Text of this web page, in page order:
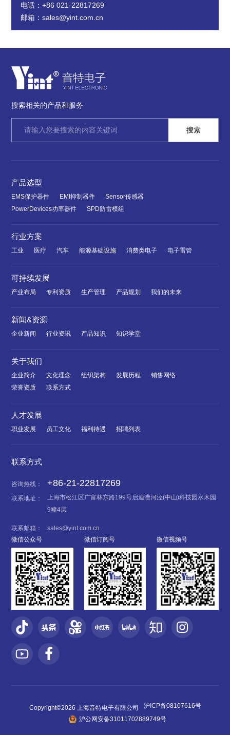
电话：+86 021-22817269
邮箱：sales@yint.com.cn
搜索相关的产品和服务
产品选型
EMS保护器件 EMI抑制器件
Sensor传感器
PowerDevices功率器件
SPD防雷模组
行业方案
工业 医疗 汽车 能源基础设施 消费类电子 电子雷管
可持续发展
产业布局 专利资质 生产管理 产品规划 我们的未来
新闻&资源
企业新闻 行业资讯 产品知识 知识学堂
关于我们
企业简介 文化理念 组织架构 发展历程
销售网络
荣誉资质
联系方式
人才发展
职业发展 员工文化 福利待遇 招聘列表
联系方式
咨询热线： +86-21-22817269
联系地址：
上海市松江区广富林东路199号启迪漕河泾(中山)科技园水木园
9幢4层
联系邮箱：
sales@yint.com.cn
微信公众号
微信订阅号 微信视频号
Copyright©2026 上海音特电子有限公司
沪ICP备08107616号
沪公网安备31011702889749号